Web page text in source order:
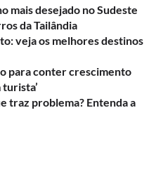
mais desejado no Sudeste
da Tailândia
veja os melhores destinos
para conter crescimento
traz problema? Entenda a